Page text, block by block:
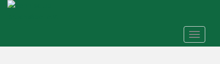
Skip to main content